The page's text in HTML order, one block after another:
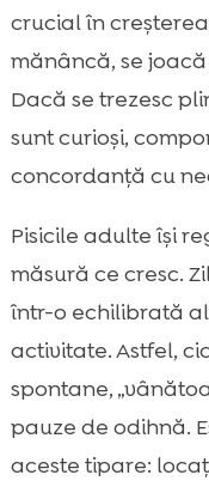
crucial în
mănâncă, se
Dacă se trezesc
sunt curioși,
concordanță cu
Pisicile adulte își
măsură ce cresc.
într-o echilibrată
activitate. Astfel,
spontane,
pauze de odihnă.
aceste tipare: